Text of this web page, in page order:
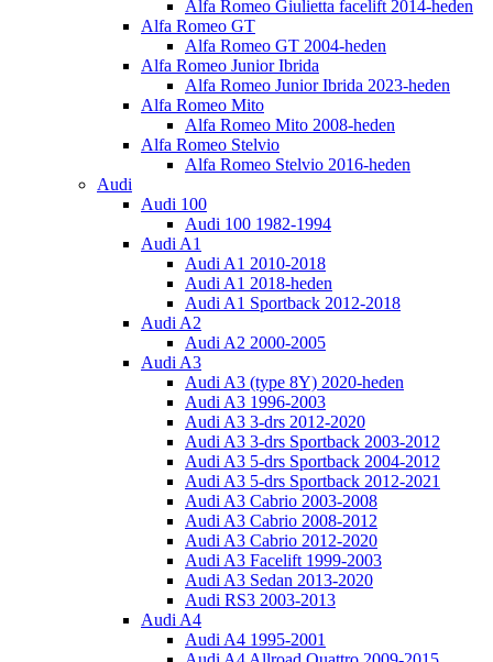
Alfa Romeo Giulietta facelift 2014-heden
Alfa Romeo GT
Alfa Romeo GT 2004-heden
Alfa Romeo Junior Ibrida
Alfa Romeo Junior Ibrida 2023-heden
Alfa Romeo Mito
Alfa Romeo Mito 2008-heden
Alfa Romeo Stelvio
Alfa Romeo Stelvio 2016-heden
Audi
Audi 100
Audi 100 1982-1994
Audi A1
Audi A1 2010-2018
Audi A1 2018-heden
Audi A1 Sportback 2012-2018
Audi A2
Audi A2 2000-2005
Audi A3
Audi A3 (type 8Y) 2020-heden
Audi A3 1996-2003
Audi A3 3-drs 2012-2020
Audi A3 3-drs Sportback 2003-2012
Audi A3 5-drs Sportback 2004-2012
Audi A3 5-drs Sportback 2012-2021
Audi A3 Cabrio 2003-2008
Audi A3 Cabrio 2008-2012
Audi A3 Cabrio 2012-2020
Audi A3 Facelift 1999-2003
Audi A3 Sedan 2013-2020
Audi RS3 2003-2013
Audi A4
Audi A4 1995-2001